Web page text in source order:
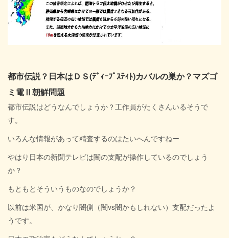
都市伝説？日本はＤＳ(ﾃﾞｨｰﾌﾟｽﾃｨﾄ)カバルの巣か？マズゴ
ミ電Ⅱ朝鮮問題
都市伝説はどうなんでしょうか？工作員がたくさんいるそうで
す。
いろんな情報があって精査するのはたいへんですねー
やはり日本の新聞テレビは闇の支配が操作しているのでしょう
か？
もともとそういうものなのでしょうか？
以前は米国が、かなり闇側（闇vs闇かもしれない）支配だったよ
うです。